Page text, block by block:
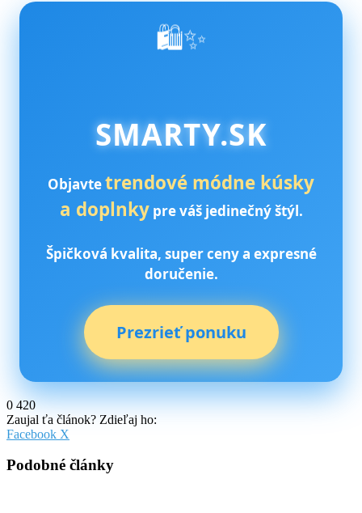
🛍️✨
SMARTY.SK
Objavtetrendové módne kúsky
a doplnkypre váš jedinečný štýl.
Špičková kvalita, super ceny a expresné
doručenie.
Prezrieť ponuku
0 420
Zaujal ťa článok? Zdieľaj ho:
Facebook X
Email
Podobné články